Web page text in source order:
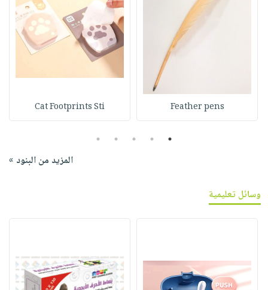
Feather pens
Cat Footprints Sti
1
2
3
4
5
المزيد من البنود »
وسائل تعليمية